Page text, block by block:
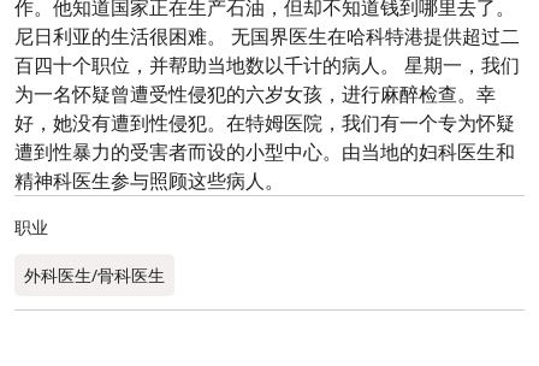
作。他知道国家正在生产石油，但却不知道钱到哪里去了。
尼日利亚的生活很困难。 无国界医生在哈科特港提供超过二
百四十个职位，并帮助当地数以千计的病人。 星期一，我们
为一名怀疑曾遭受性侵犯的六岁女孩，进行麻醉检查。幸
好，她没有遭到性侵犯。在特姆医院，我们有一个专为怀疑
遭到性暴力的受害者而设的小型中心。由当地的妇科医生和
精神科医生参与照顾这些病人。
职业
外科医生/骨科医生